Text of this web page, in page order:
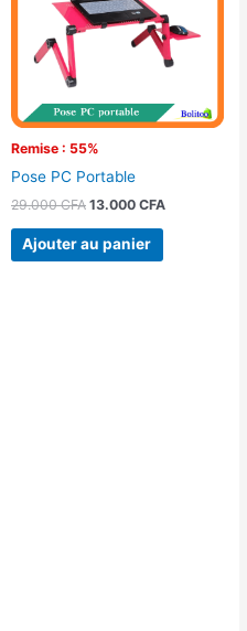
Remise : 55%
Pose PC Portable
29.000CFA 13.000 CFA
Ajouter au panier